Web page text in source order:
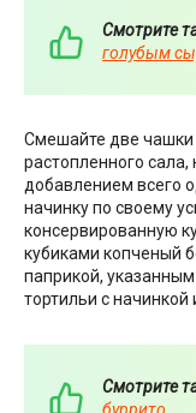
Смотрите
голубым
Смешайте две
растопленного
добавлением всего
начинку по своему
консервированную
кубиками копченый
паприкой,
тортильи с начинкой
Смотрите
буррито